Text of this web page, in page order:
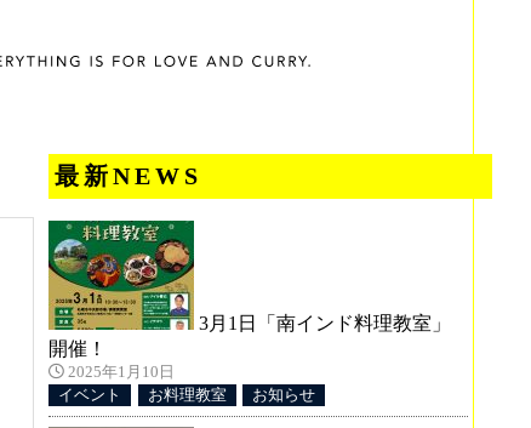
最新NEWS
3月1日「南インド料理教室」
開催！
2025年1月10日
イベント
お料理教室 お知らせ